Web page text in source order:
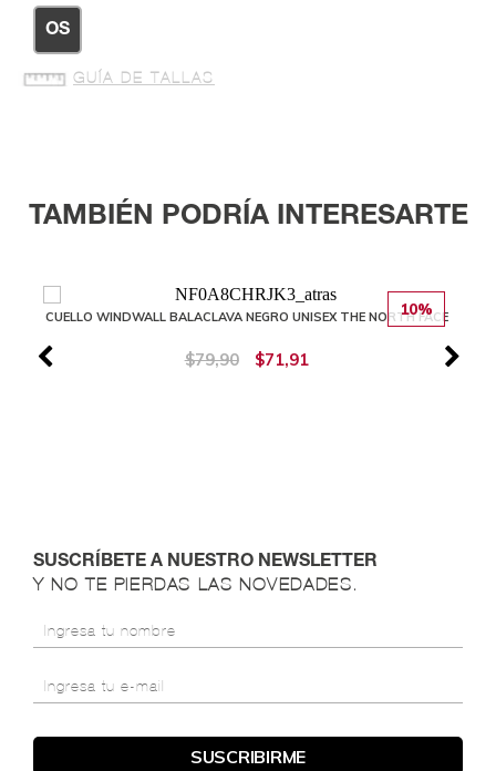
OS
GUÍA DE TALLAS
TAMBIÉN PODRÍA INTERESARTE
10%
CUELLO WINDWALL BALACLAVA NEGRO UNISEX THE NORTH FACE
$79,90 $71,91
SUSCRÍBETE A NUESTRO NEWSLETTER
Y NO TE PIERDAS LAS NOVEDADES.